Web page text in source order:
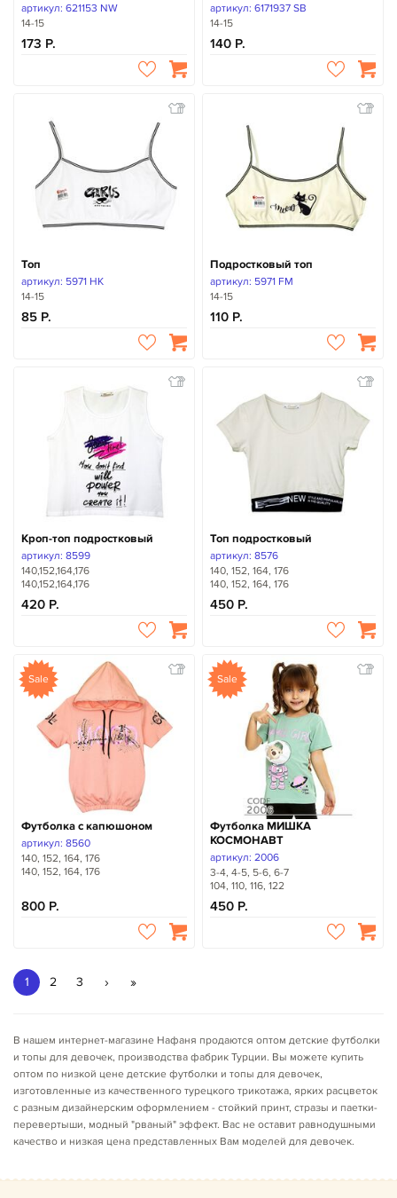
артикул: 621153 NW
14-15
173
артикул: 6171937 SB
14-15
140
Топ
артикул: 5971 HK
14-15
85
Подростковый топ
артикул: 5971 FM
14-15
110
Кроп-топ подростковый
артикул: 8599
140,152,164,176
140,152,164,176
420
Топ подростковый
артикул: 8576
140, 152, 164, 176
140, 152, 164, 176
450
Sale
Футболка с капюшоном
артикул: 8560
140, 152, 164, 176
140, 152, 164, 176
800
Sale
Футболка МИШКА
КОСМОНАВТ
артикул: 2006
3-4, 4-5, 5-6, 6-7
104, 110, 116, 122
450
1 2 3 › »
В нашем интернет-магазине Нафаня продаются оптом детские футболки
и топы для девочек, производства фабрик Турции. Вы можете купить
оптом по низкой цене детские футболки и топы для девочек,
изготовленные из качественного турецкого трикотажа, ярких расцветок
с разным дизайнерским оформлением - стойкий принт, стразы и паетки-
перевертыши, модный "рваный" эффект. Вас не оставит равнодушными
качество и низкая цена представленных Вам моделей для девочек.